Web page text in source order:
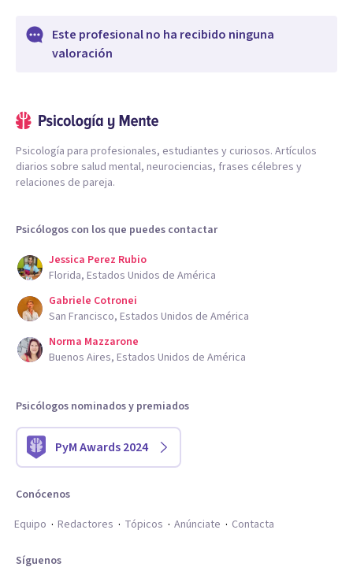
Este profesional no ha recibido ninguna
valoración
Psicología para profesionales, estudiantes y curiosos. Artículos
diarios sobre salud mental, neurociencias, frases célebres y
relaciones de pareja.
Psicólogos con los que puedes contactar
Jessica Perez Rubio
Florida, Estados Unidos de América
Gabriele Cotronei
San Francisco, Estados Unidos de América
Norma Mazzarone
Buenos Aires, Estados Unidos de América
Psicólogos nominados y premiados
PyM Awards 2024
Conócenos
Equipo
Redactores Tópicos Anúnciate Contacta
Síguenos